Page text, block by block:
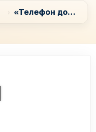
«Телефон доверия» (Call-центр)